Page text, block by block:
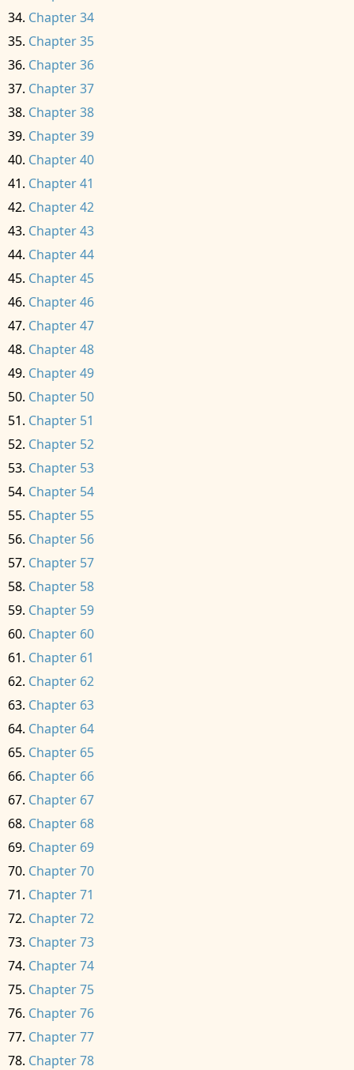
Chapter 34
Chapter 35
Chapter 36
Chapter 37
Chapter 38
Chapter 39
Chapter 40
Chapter 41
Chapter 42
Chapter 43
Chapter 44
Chapter 45
Chapter 46
Chapter 47
Chapter 48
Chapter 49
Chapter 50
Chapter 51
Chapter 52
Chapter 53
Chapter 54
Chapter 55
Chapter 56
Chapter 57
Chapter 58
Chapter 59
Chapter 60
Chapter 61
Chapter 62
Chapter 63
Chapter 64
Chapter 65
Chapter 66
Chapter 67
Chapter 68
Chapter 69
Chapter 70
Chapter 71
Chapter 72
Chapter 73
Chapter 74
Chapter 75
Chapter 76
Chapter 77
Chapter 78